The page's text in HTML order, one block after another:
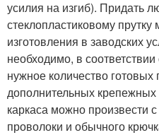
усилия на изгиб). Придать
стеклопластиковому
изготовления в заводских
необходимо, в
нужное количество готовых
дополнительных
каркаса можно произвести
проволоки и обычного